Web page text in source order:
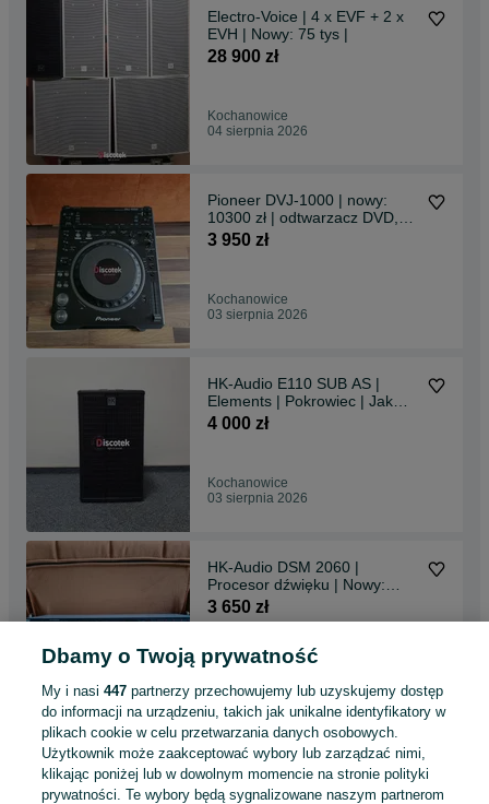
Electro-Voice | 4 x EVF + 2 x
EVH | Nowy: 75 tys |
28 900 zł
Kochanowice
04 sierpnia 2026
Pioneer DVJ-1000 | nowy:
10300 zł | odtwarzacz DVD,
CD | Denon, CDJ
3 950 zł
Kochanowice
03 sierpnia 2026
HK-Audio E110 SUB AS |
Elements | Pokrowiec | Jak
nowy | Aktywny |
4 000 zł
Kochanowice
03 sierpnia 2026
HK-Audio DSM 2060 |
Procesor dźwięku | Nowy:
6150 zł | DBX, Xilica
3 650 zł
Kochanowice
03 sierpnia 2026
Dynacord PowerSub 112 |
PS112 | Aktywne | Pokrowce |
3 750 zł
Dbamy o Twoją prywatność
My i nasi447 partnerzy przechowujemy lub uzyskujemy dostęp
do informacji na urządzeniu, takich jak unikalne identyfikatory w
plikach cookie w celu przetwarzania danych osobowych.
Użytkownik może zaakceptować wybory lub zarządzać nimi,
klikając poniżej lub w dowolnym momencie na stronie polityki
prywatności. Te wybory będą sygnalizowane naszym partnerom